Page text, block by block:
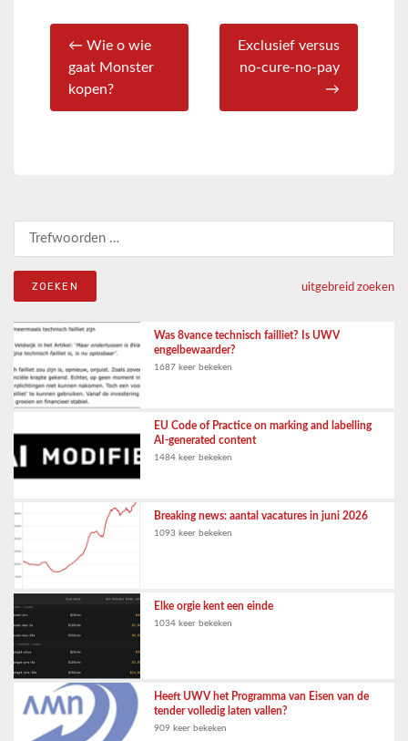
← Wie o wie
gaat Monster
kopen?
Exclusief versus
no-cure-no-pay
→
Zoeken naar:
uitgebreid zoeken
Was 8vance technisch failliet? Is UWV
engelbewaarder?
1687 keer bekeken
EU Code of Practice on marking and labelling
AI-generated content
1484 keer bekeken
Breaking news: aantal vacatures in juni 2026
1093 keer bekeken
Elke orgie kent een einde
1034 keer bekeken
Heeft UWV het Programma van Eisen van de
tender volledig laten vallen?
909 keer bekeken